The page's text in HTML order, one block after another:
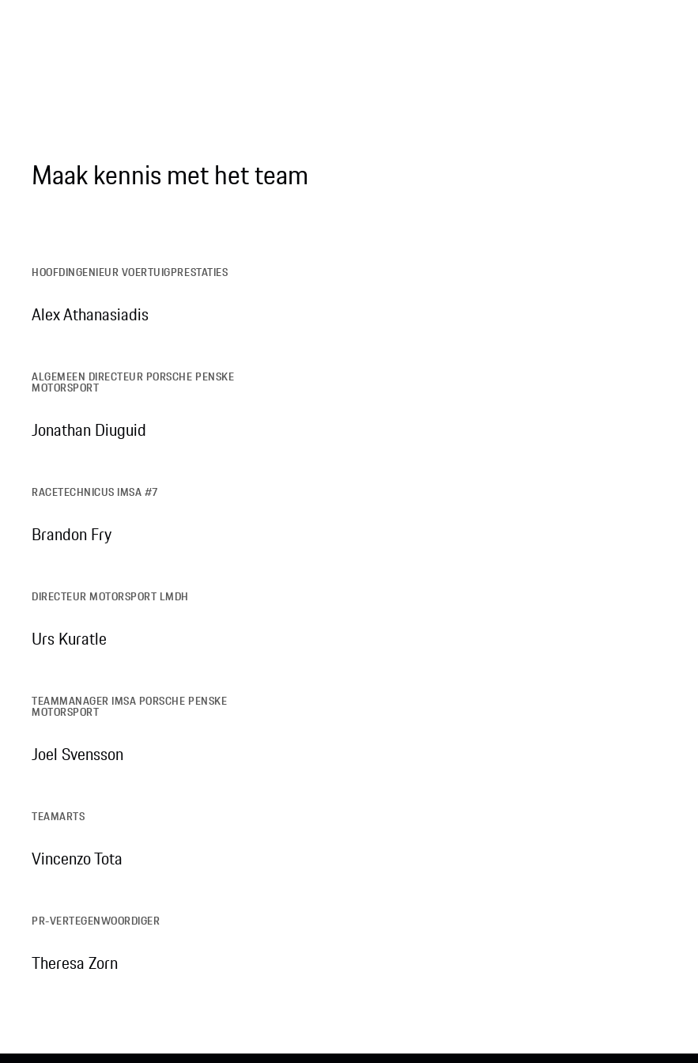
Maak kennis met het team
HOOFDINGENIEUR VOERTUIGPRESTATIES
Alex Athanasiadis
ALGEMEEN DIRECTEUR PORSCHE PENSKE
MOTORSPORT
Jonathan Diuguid
RACETECHNICUS IMSA #7
Brandon Fry
DIRECTEUR MOTORSPORT LMDH
Urs Kuratle
TEAMMANAGER IMSA PORSCHE PENSKE
MOTORSPORT
Joel Svensson
TEAMARTS
Vincenzo Tota
PR-VERTEGENWOORDIGER
Theresa Zorn